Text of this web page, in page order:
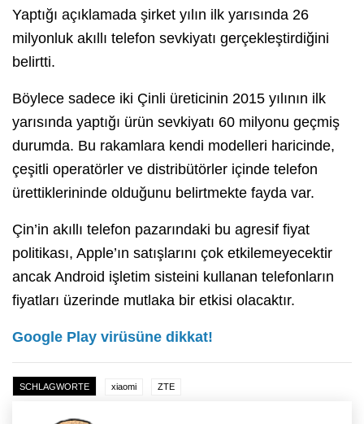
Yaptığı açıklamada şirket yılın ilk yarısında 26
milyonluk akıllı telefon sevkiyatı gerçekleştirdiğini
belirtti.
Böylece sadece iki Çinli üreticinin 2015 yılının ilk
yarısında yaptığı ürün sevkiyatı 60 milyonu geçmiş
durumda. Bu rakamlara kendi modelleri haricinde,
çeşitli operatörler ve distribütörler içinde telefon
ürettiklerininde olduğunu belirtmekte fayda var.
Çin’in akıllı telefon pazarındaki bu agresif fiyat
politikası, Apple’ın satışlarını çok etkilemeyecektir
ancak Android işletim sisteini kullanan telefonların
fiyatları üzerinde mutlaka bir etkisi olacaktır.
Google Play virüsüne dikkat!
SCHLAGWORTE xiaomi ZTE